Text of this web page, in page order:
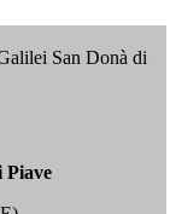
San Donà di
Piave